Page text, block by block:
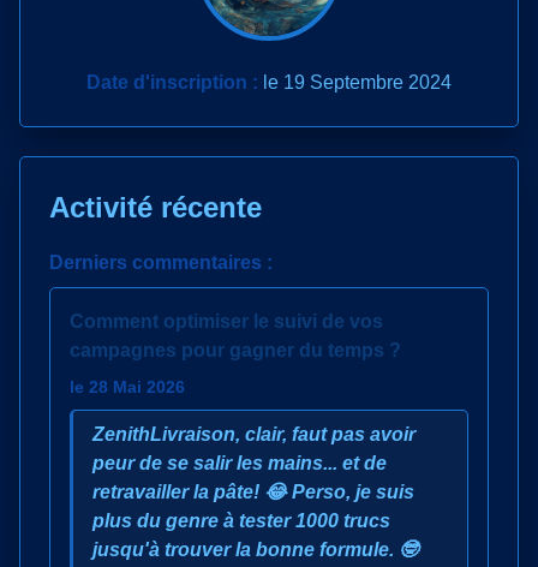
Date d'inscription : le 19 Septembre 2024
Activité récente
Derniers commentaires :
Comment optimiser le suivi de vos
campagnes pour gagner du temps ?
le 28 Mai 2026
ZenithLivraison, clair, faut pas avoir
peur de se salir les mains... et de
retravailler la pâte! 😂 Perso, je suis
plus du genre à tester 1000 trucs
jusqu'à trouver la bonne formule. 🤓